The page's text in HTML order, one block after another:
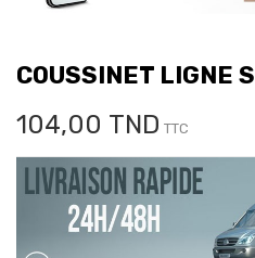
COUSSINET LIGNE
104,00 TND TTC